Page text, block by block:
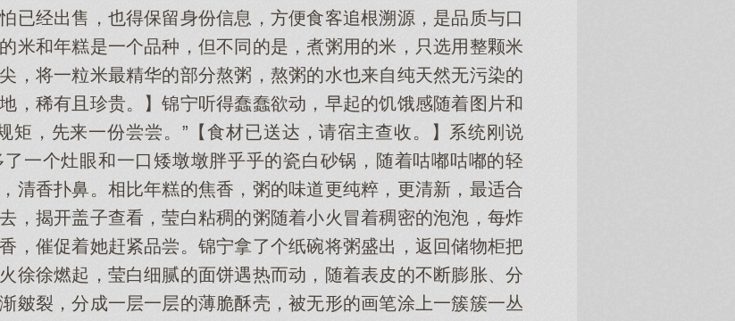
已经出售，也得保留身份信息，方便食客追根溯源，是品质与口
米和年糕是一个品种，但不同的是，煮粥用的米，只选用整颗米
，将一粒米最精华的部分熬粥，熬粥的水也来自纯天然无污染的
，稀有且珍贵。】锦宁听得蠢蠢欲动，早起的饥饿感随着图片和
矩，先来一份尝尝。”【食材已送达，请宿主查收。】系统刚说
一个灶眼和一口矮墩墩胖乎乎的瓷白砂锅，随着咕嘟咕嘟的轻
清香扑鼻。相比年糕的焦香，粥的味道更纯粹，更清新，最适合
，揭开盖子查看，莹白粘稠的粥随着小火冒着稠密的泡泡，每炸
，催促着她赶紧品尝。锦宁拿了个纸碗将粥盛出，返回储物柜把
徐徐燃起，莹白细腻的面饼遇热而动，随着表皮的不断膨胀、分
皴裂，分成一层一层的薄脆酥壳，被无形的画笔涂上一簇簇一丛